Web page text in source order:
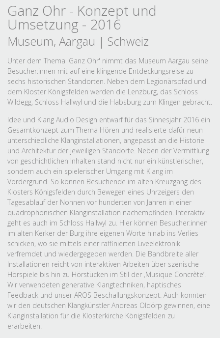
Ganz Ohr - Konzept und
Umsetzung - 2016
Museum, Aargau | Schweiz
Unter dem Thema 'Ganz Ohr' nimmt das Museum Aargau seine
Besucher:innen mit auf eine klingende Entdeckungsreise zu
sechs historischen Standorten. Neben dem Legionärspfad und
dem Kloster Königsfelden werden die Lenzburg, das Schloss
Wildegg, Schloss Hallwyl und die Habsburg zum Klingen gebracht.
Idee und Klang Audio Design entwarf für das Sinnesjahr 2016 ein
Gesamtkonzept zum Thema Hören und realisierte dafür neun
unterschiedliche Klanginstallationen, angepasst an die Historie
und Architektur der jeweiligen Standorte. Neben der Vermittlung
von geschichtlichen Inhalten stand nicht nur ein künstlerischer,
sondern auch ein spielerischer Umgang mit Klang im
Vordergrund. So können Besuchende im alten Kreuzgang des
Klosters Königsfelden durch Bewegen eines Uhrzeigers den
Tagesablauf der Nonnen vor hunderten von Jahren in einer
quadrophonischen Klanginstallation nachempfinden. Interaktiv
geht es auch im Schloss Hallwyl zu. Hier können Besucher:innen
im alten Kerker der Burg ihre eigenen Worte hinab ins Verlies
schicken, wo sie mittels einer raffinierten Liveelektronik
verfremdet und wiedergegeben werden. Die Bandbreite aller
Installationen reicht von interaktiven Arbeiten über szenische
Hörspiele bis hin zu Hörstücken im Stil der ‚Musique Concrète’.
Wir verwendeten generative Klangtechniken, haptisches
Feedback und unser AROS Beschallungskonzept. Auch konnten
wir den deutschen Klangkünstler Andreas Oldörp gewinnen, eine
Klanginstallation für die Klosterkirche Königsfelden zu
erarbeiten.